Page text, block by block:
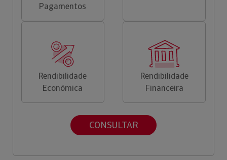
Pagamentos
Rendibilidade
Económica
Rendibilidade
Financeira
CONSULTAR